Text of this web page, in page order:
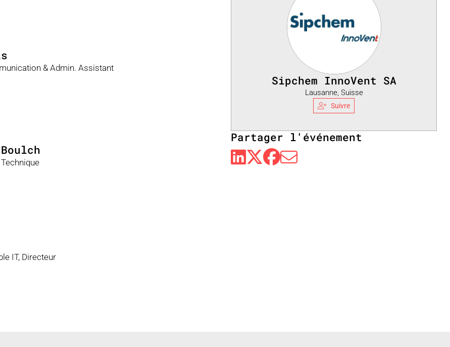
& Admin. Assistant
IT, Directeur
Sipchem InnoVent SA
Lausanne, Suisse
Suivre
Partager l'événement